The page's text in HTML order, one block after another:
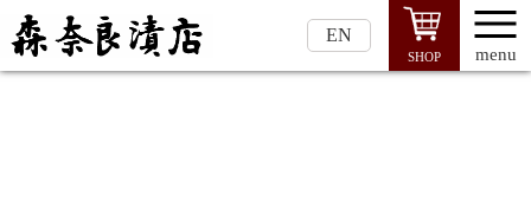
EN
SHOP menu